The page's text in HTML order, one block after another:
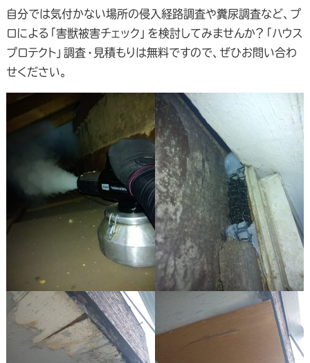
自分では気付かない場所の侵入経路調査や糞尿調査など、プ
ロによる「害獣被害チェック」を検討してみませんか？「ハウス
プロテクト」調査・見積もりは無料ですので、ぜひお問い合わ
せください。